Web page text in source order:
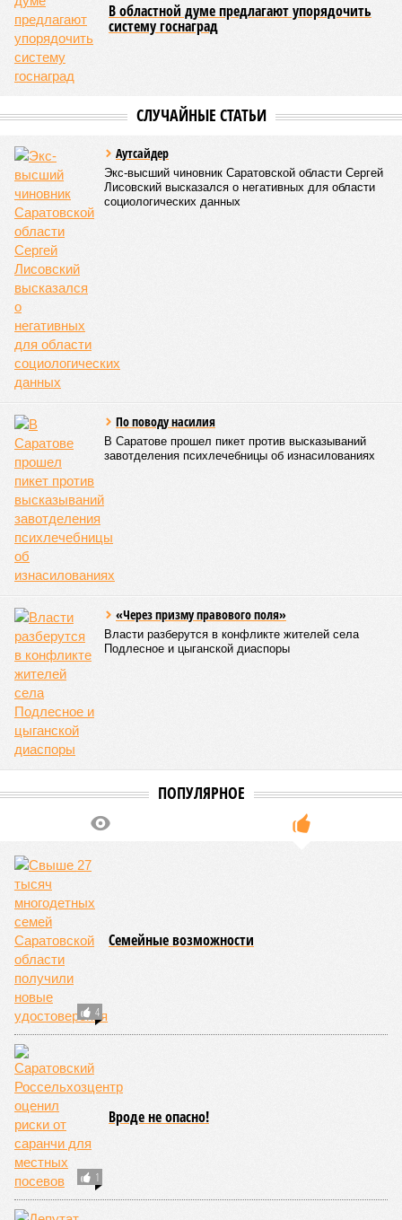
В областной думе предлагают упорядочить
систему госнаград
СЛУЧАЙНЫЕ СТАТЬИ
Аутсайдер
Экс-высший чиновник Саратовской области Сергей
Лисовский высказался о негативных для области
социологических данных
По поводу насилия
В Саратове прошел пикет против высказываний
завотделения психлечебницы об изнасилованиях
«Через призму правового поля»
Власти разберутся в конфликте жителей села
Подлесное и цыганской диаспоры
ПОПУЛЯРНОЕ
4
Семейные возможности
1
Вроде не опасно!